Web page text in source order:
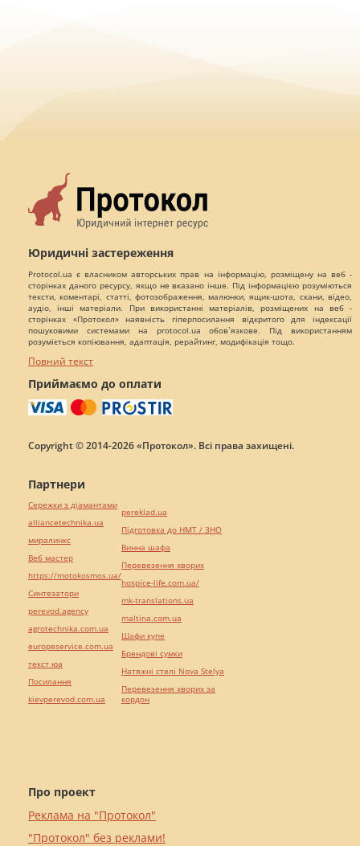
Юридичні застереження
Protocol.ua є власником авторських прав на інформацію, розміщену на веб -
сторінках даного ресурсу, якщо не вказано інше. Під інформацією розуміються
тексти, коментарі, статті, фотозображення, малюнки, ящик-шота, скани, відео,
аудіо, інші матеріали. При використанні матеріалів, розміщених на веб -
сторінках «Протокол» наявність гіперпосилання відкритого для індексації
пошуковими системами на protocol.ua обов`язкове. Під використанням
розуміється копіювання, адаптація, рерайтинг, модифікація тощо.
Повний текст
Приймаємо до оплати
Copyright © 2014-2026 «Протокол». Всі права захищені.
Про проект
Реклама на "Протокол"
"Протокол" без реклами!
Партнери
Сережки з діамантами
alliancetechnika.ua
миралинкс
Веб мастер
https://motokosmos.ua/
Синтезатори
perevod.agency
agrotechnika.com.ua
europeservice.com.ua
текст юа
Посилання
kievperevod.com.ua
pereklad.ua
Підготовка до НМТ / ЗНО
Винна шафа
Перевезення хворих
hospice-life.com.ua/
mk-translations.ua
maltina.com.ua
Шафи купе
Брендові сумки
Натяжні стелі Nova Stelya
Перевезення хворих за
кордон